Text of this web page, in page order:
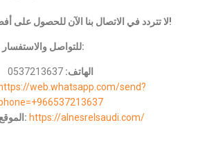
لا تتردد في الاتصال بنا الآن للحصول على أفضل عرض لنقل عفشك!
للتواصل والاستفسار:
الهاتف: 0537213637
https://web.whatsapp.com/send?
الموقع الإلكتروني: https://alnesrelsaudi.com/